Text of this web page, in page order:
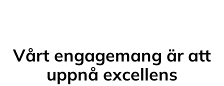
Vårt engagemang är att
uppnå excellens